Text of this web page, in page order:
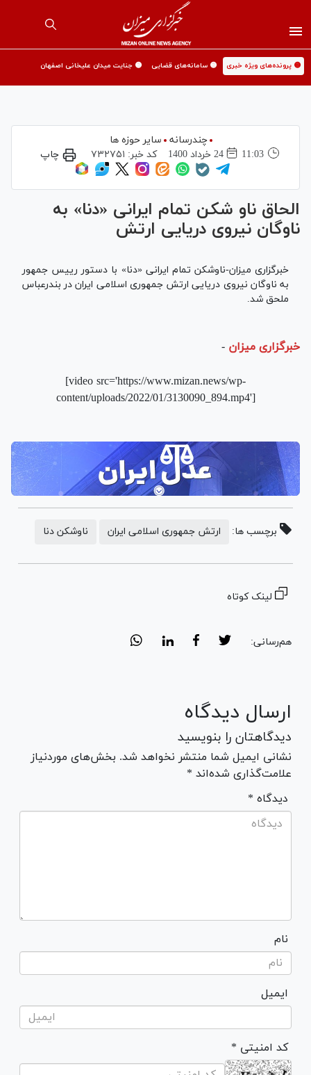
🟡 پرونده‌های ویژه خبری 🟡 سامانه‌های قضایی 🟡 جنایت میدان علیخانی اصفهان
چندرسانه
سایر حوزه ها
11:03
24 خرداد 1400 کد خبر: ۷۳۲۷۵۱ چاپ
الحاق ناو شکن تمام ایرانی «دنا» به
ناوگان نیروی دریایی ارتش
خبرگزاری میزان-ناوشکن تمام ایرانی «دنا» با دستور رییس جمهور
به ناوگان نیروی دریایی ارتش جمهوری اسلامی ایران در بندرعباس
ملحق شد.
خبرگزاری میزان -
[video src='https://www.mizan.news/wp-
content/uploads/2022/01/3130090_894.mp4']
برچسب ها: ارتش جمهوری اسلامی ایران ناوشکن دنا
لینک کوتاه
هم‌رسانی:
ارسال دیدگاه
دیدگاهتان را بنویسید
نشانی ایمیل شما منتشر نخواهد شد. بخش‌های موردنیاز
علامت‌گذاری شده‌اند *
* دیدگاه
نام
ایمیل
* کد امنیتی